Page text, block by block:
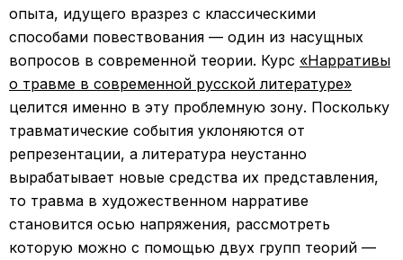
опыта, идущего вразрез с классическими
способами повествования — один из насущных
вопросов в современной теории. Курс «Нарративы
о травме в современной русской литературе»
целится именно в эту проблемную зону. Поскольку
травматические события уклоняются от
репрезентации, а литература неустанно
вырабатывает новые средства их представления,
то травма в художественном нарративе
становится осью напряжения, рассмотреть
которую можно с помощью двух групп теорий —